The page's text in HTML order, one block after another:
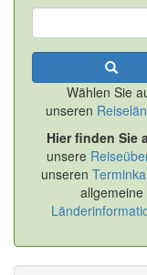
Wählen Sie
unseren
Hier finden Sie
unsere
unseren
allgemeine